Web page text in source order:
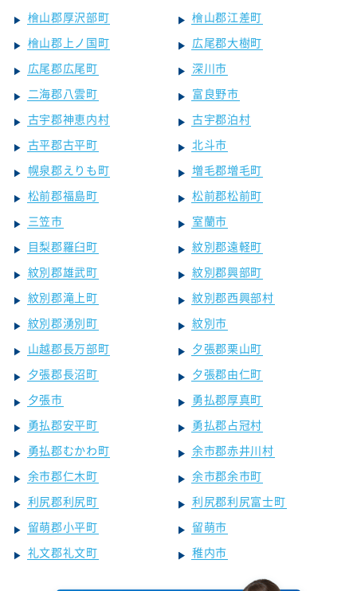
檜山郡厚沢部町
檜山郡江差町
檜山郡上ノ国町
広尾郡大樹町
広尾郡広尾町
深川市
二海郡八雲町
富良野市
古宇郡神恵内村
古宇郡泊村
古平郡古平町
北斗市
幌泉郡えりも町
増毛郡増毛町
松前郡福島町
松前郡松前町
三笠市
室蘭市
目梨郡羅臼町
紋別郡遠軽町
紋別郡雄武町
紋別郡興部町
紋別郡滝上町
紋別郡西興部村
紋別郡湧別町
紋別市
山越郡長万部町
夕張郡栗山町
夕張郡長沼町
夕張郡由仁町
夕張市
勇払郡厚真町
勇払郡安平町
勇払郡占冠村
勇払郡むかわ町
余市郡赤井川村
余市郡仁木町
余市郡余市町
利尻郡利尻町
利尻郡利尻富士町
留萌郡小平町
留萌市
礼文郡礼文町
稚内市